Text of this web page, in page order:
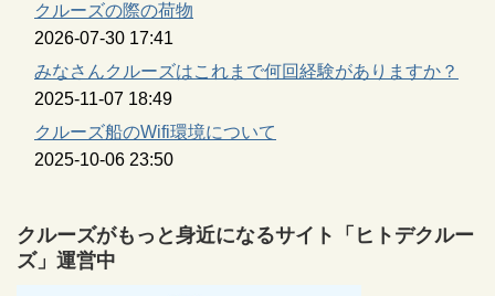
クルーズの際の荷物
2026-07-30 17:41
みなさんクルーズはこれまで何回経験がありますか？
2025-11-07 18:49
クルーズ船のWifi環境について
2025-10-06 23:50
クルーズがもっと身近になるサイト「ヒトデクルー
ズ」運営中